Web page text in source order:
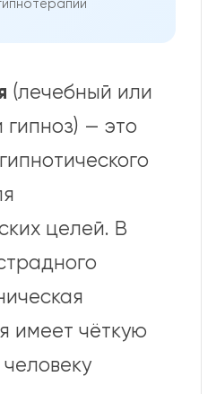
(лечебный или
— это
целей. В
имеет чёткую